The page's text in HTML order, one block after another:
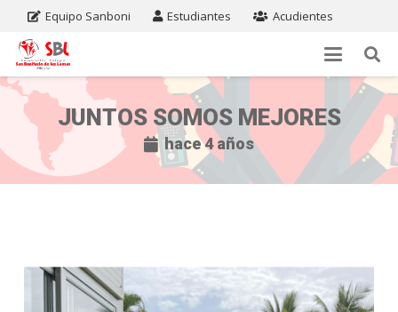
Equipo Sanboni Estudiantes Acudientes
JUNTOS SOMOS MEJORES
hace 4 años